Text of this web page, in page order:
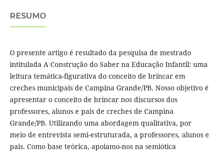
RESUMO
O presente artigo é resultado da pesquisa de mestrado
intitulada A Construção do Saber na Educação Infantil: uma
leitura temática-figurativa do conceito de brincar em
creches municipais de Campina Grande/PB. Nosso objetivo é
apresentar o conceito de brincar nos discursos dos
professores, alunos e pais de creches de Campina
Grande/PB. Utilizando uma abordagem qualitativa, por
meio de entrevista semi-estruturada, a professores, alunos e
pais. Como base teórica, apoiamo-nos na semiótica